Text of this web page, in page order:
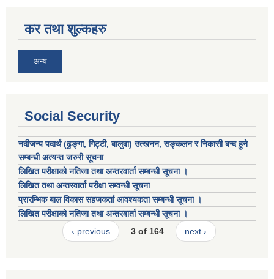
कर तथा शुल्कहरु
अन्य
Social Security
नदीजन्य पदार्थ (ढुङ्गा, गिट्टी, बालुवा) उत्खनन, सङ्कलन र निकासी बन्द हुने
सम्बन्धी अत्यन्त जरुरी सूचना
लिखित परीक्षाको नतिजा तथा अन्तरवार्ता सम्बन्धी सूचना ।
लिखित तथा अन्तरवार्ता परीक्षा सम्वन्धी सूचना
प्रारम्भिक बाल विकास सहजकर्ता आवश्यकता सम्बन्धी सूचना ।
लिखित परीक्षाको नतिजा तथा अन्तरवार्ता सम्बन्धी सूचना ।
‹ previous
3 of 164 next ›